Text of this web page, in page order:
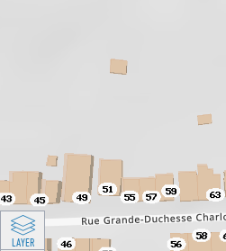
LAYER